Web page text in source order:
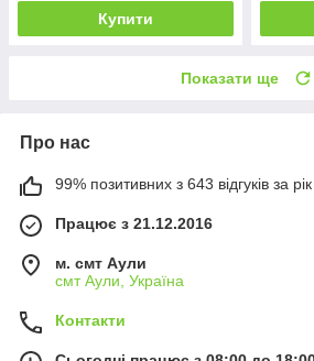
Купити
Показати ще
Про нас
99% позитивних з 643 відгуків за рік
Працює з 21.12.2016
м. смт Аули
смт Аули, Україна
Контакти